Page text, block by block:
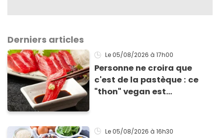
Derniers articles
Le 05/08/2026 à 17h00
Personne ne croira que
c'est de la pastèque : ce
"thon" vegan est
Le 05/08/2026 à 16h30